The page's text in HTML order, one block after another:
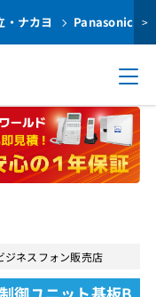
・ナカヨ Panasonic >
ジネスフォン販売店